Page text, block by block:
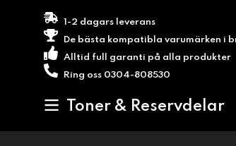
1-2 dagars leverans
De bästa kompatibla varumärken i
Alltid full garanti på alla produkter
Ring oss 0304-808530
Toner & Reservdelar